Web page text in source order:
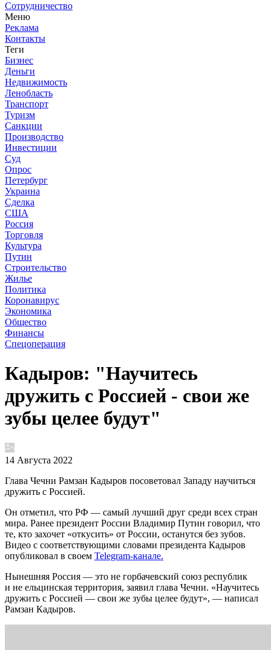
Сотрудничество
Меню
Реклама
Контакты
Теги
Бизнес
Деньги
Недвижимость
Ленобласть
Транспорт
Туризм
Санкции
Производство
Инвестиции
Суд
Опрос
Петербург
Украина
Сделка
США
Россия
Торговля
Культура
Путин
Строительство
Жилье
Политика
Коронавирус
Экономика
Общество
Финансы
Спецоперация
Кадыров: "Научитесь
дружить с Россией - свои же
зубы целее будут"
14 Августа 2022
Глава Чечни Рамзан Кадыров посоветовал Западу научиться
дружить с Россией.
Он отметил, что РФ — самый лучший друг среди всех стран
мира. Ранее президент России Владимир Путин говорил, что
те, кто захочет «откусить» от России, останутся без зубов.
Видео с соответствующими словами президента Кадыров
опубликовал в своем Telegram-канале.
Нынешняя Россия — это не горбачевский союз республик
и не ельцинская территория, заявил глава Чечни. «Научитесь
дружить с Россией — свои же зубы целее будут», — написал
Рамзан Кадыров.